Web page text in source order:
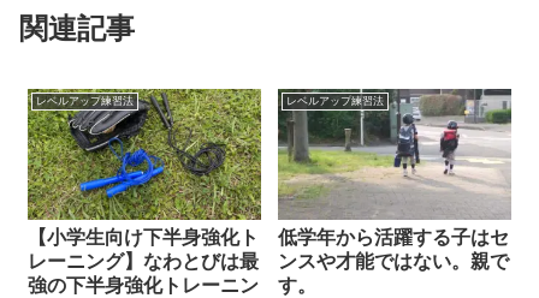
関連記事
レベルアップ練習法
【小学生向け下半身強化ト
レーニング】なわとびは最
強の下半身強化トレーニン
レベルアップ練習法
低学年から活躍する子はセ
ンスや才能ではない。親で
す。